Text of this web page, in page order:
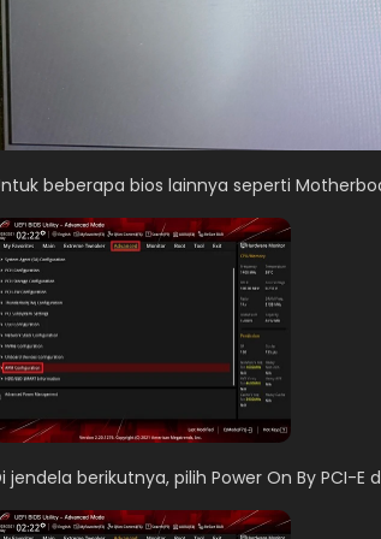
beberapa bios lainnya seperti
jendela berikutnya, pilih Power On By PCI-